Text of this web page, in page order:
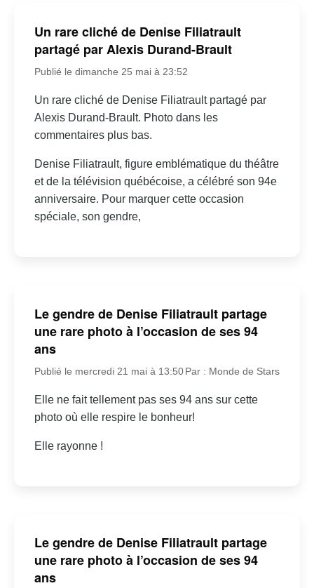
Un rare cliché de Denise Filiatrault
partagé par Alexis Durand-Brault
Publié le dimanche 25 mai à 23:52
Un rare cliché de Denise Filiatrault partagé par
Alexis Durand-Brault. Photo dans les
commentaires plus bas.
Denise Filiatrault, figure emblématique du théâtre
et de la télévision québécoise, a célébré son 94e
anniversaire. Pour marquer cette occasion
spéciale, son gendre,
Le gendre de Denise Filiatrault partage
une rare photo à l’occasion de ses 94
ans
Publié le mercredi 21 mai à 13:50 Par : Monde de Stars
Elle ne fait tellement pas ses 94 ans sur cette
photo où elle respire le bonheur!
Elle rayonne !
Le gendre de Denise Filiatrault partage
une rare photo à l’occasion de ses 94
ans